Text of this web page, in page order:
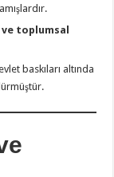
toplumsal
baskıları altında